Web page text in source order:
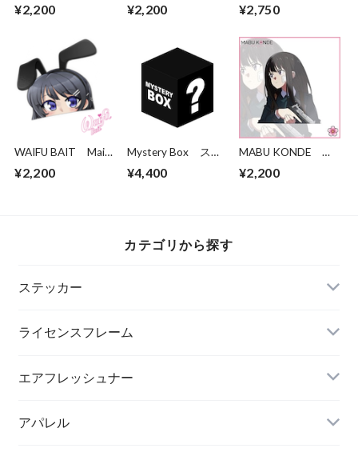
¥2,200 ¥2,200
バイク用ライセンス
¥2,750
WAIFU BAIT Mai
¥2,200
Mystery Box ステ
¥4,400
MABU KONDE
¥2,200
カテゴリから探す
ステッカー
ライセンスフレーム
エアフレッシュナー
アパレル